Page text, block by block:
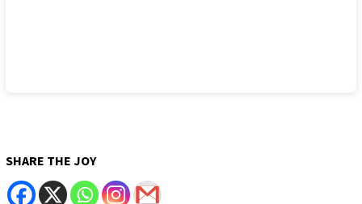
SHARE THE JOY